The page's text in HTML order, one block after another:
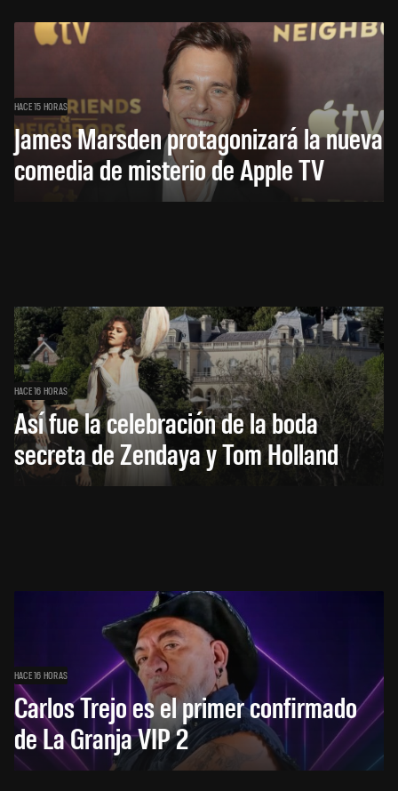
HACE 15 HORAS
James Marsden protagonizará la nueva
comedia de misterio de Apple TV
HACE 16 HORAS
Así fue la celebración de la boda
secreta de Zendaya y Tom Holland
HACE 16 HORAS
Carlos Trejo es el primer confirmado
de La Granja VIP 2